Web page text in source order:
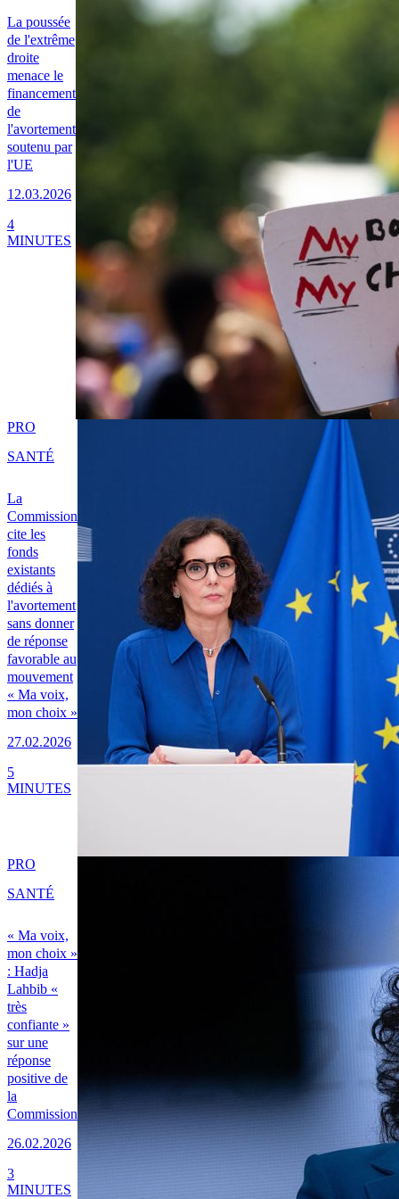
La poussée
de l'extrême
droite
menace le
financement
de
l'avortement
soutenu par
l'UE
12.03.2026
4
MINUTES
La
Commission
cite les
fonds
existants
dédiés à
l'avortement
sans donner
de réponse
favorable au
mouvement
« Ma voix,
mon choix »
27.02.2026
PRO
SANTÉ
5
MINUTES
« Ma voix,
mon choix »
: Hadja
Lahbib «
très
confiante »
sur une
réponse
positive de
la
Commission
26.02.2026
PRO
SANTÉ
3
MINUTES